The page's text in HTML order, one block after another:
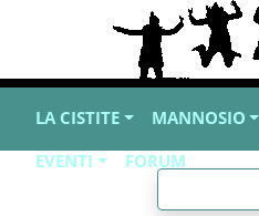
LA CISTITE MANNOSIO
EVENTI
FORUM